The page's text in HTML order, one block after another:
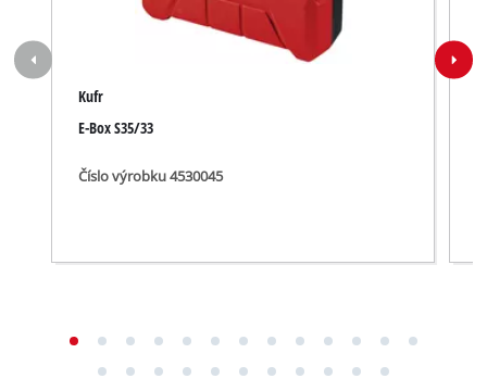
Kufr
E-Box S35/33
Číslo výrobku 4530045